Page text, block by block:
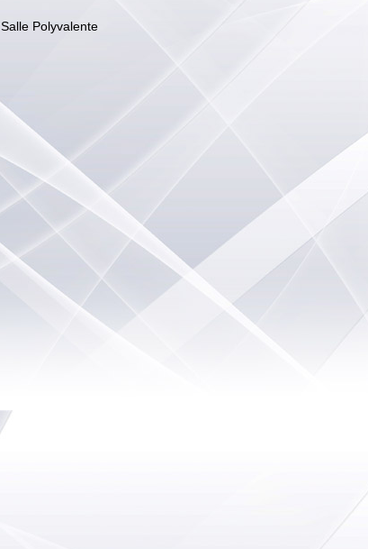
Salle Polyvalente